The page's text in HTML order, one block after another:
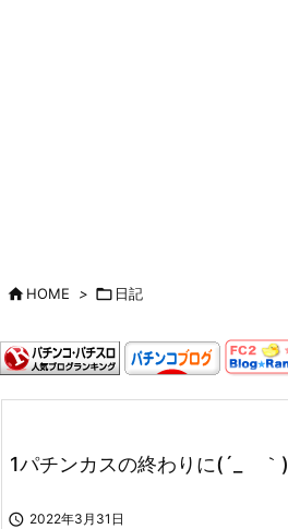
HOME >  日記
1パチンカスの終わりに(´_ゝ｀)
 2022年3月31日